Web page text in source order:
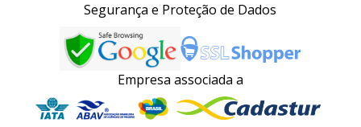
Segurança e Proteção de Dados
Empresa associada a